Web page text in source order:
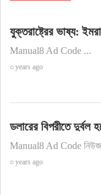
যুক্তরাষ্ট্রের ভাষ্য:
Manual8 Ad Code ...
৩ years ago
ডলারের বিপরীতে দুর্বল
Manual8 Ad Code
৩ years ago